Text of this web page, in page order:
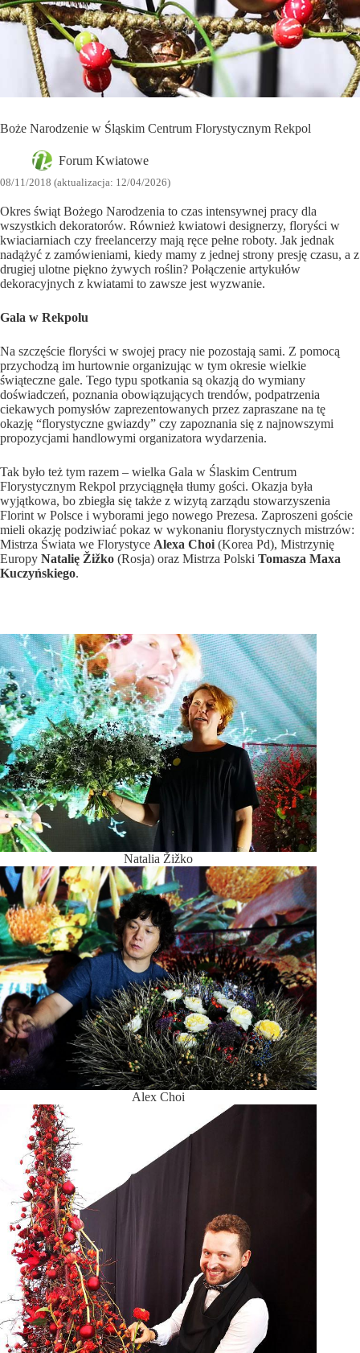
Boże Narodzenie w Śląskim Centrum Florystycznym Rekpol
Forum Kwiatowe
08/11/2018 (aktualizacja: 12/04/2026)
Okres świąt Bożego Narodzenia to czas intensywnej pracy dla
wszystkich dekoratorów. Również kwiatowi designerzy, floryści w
kwiaciarniach czy freelancerzy mają ręce pełne roboty. Jak jednak
nadążyć z zamówieniami, kiedy mamy z jednej strony presję czasu, a z
drugiej ulotne piękno żywych roślin? Połączenie artykułów
dekoracyjnych z kwiatami to zawsze jest wyzwanie.
Gala w Rekpolu
Na szczęście floryści w swojej pracy nie pozostają sami. Z pomocą
przychodzą im hurtownie organizując w tym okresie wielkie
świąteczne gale. Tego typu spotkania są okazją do wymiany
doświadczeń, poznania obowiązujących trendów, podpatrzenia
ciekawych pomysłów zaprezentowanych przez zapraszane na tę
okazję “florystyczne gwiazdy” czy zapoznania się z najnowszymi
propozycjami handlowymi organizatora wydarzenia.
Tak było też tym razem – wielka Gala w Ślaskim Centrum
Florystycznym Rekpol przyciągnęła tłumy gości. Okazja była
wyjątkowa, bo zbiegła się także z wizytą zarządu stowarzyszenia
Florint w Polsce i wyborami jego nowego Prezesa. Zaproszeni goście
mieli okazję podziwiać pokaz w wykonaniu florystycznych mistrzów:
Mistrza Świata we Florystyce Alexa Choi (Korea Pd), Mistrzynię
Europy Natalię Žižko (Rosja) oraz Mistrza Polski Tomasza Maxa
Kuczyńskiego.
Natalia Žižko
Alex Choi